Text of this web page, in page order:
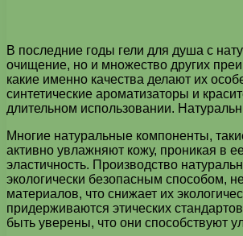
В последние годы гели для душа с
очищение, но и множество других
какие именно качества делают их
синтетические ароматизаторы и
длительном использовании.
Многие натуральные компоненты,
активно увлажняют кожу, проникая в
эластичность. Производство
экологически безопасным способом,
материалов, что снижает их
придерживаются этических
быть уверены, что они способствуют